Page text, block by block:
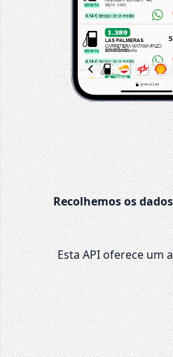
Recolhemos os
Esta API oferece um